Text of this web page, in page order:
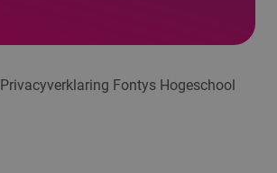
Privacyverklaring Fontys Hogeschool